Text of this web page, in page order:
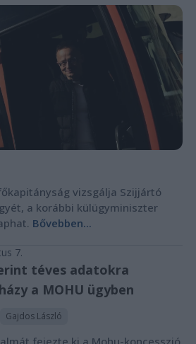
vizsgálja Szijjártó
a korábbi külügyminiszter
Bővebben...
7.
téves adatokra
a MOHU ügyben
Gajdos László